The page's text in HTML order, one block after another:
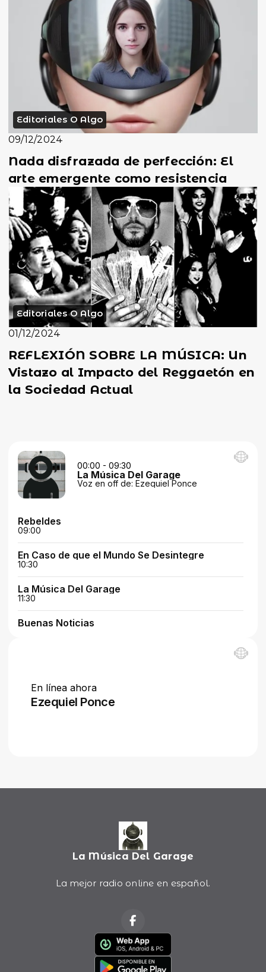
Editoriales O Algo
09/12/2024
Nada disfrazada de perfección: El
arte emergente como resistencia
Editoriales O Algo
01/12/2024
REFLEXIÓN SOBRE LA MÚSICA: Un
Vistazo al Impacto del Reggaetón en
la Sociedad Actual
La Música Del Garage
La mejor radio online en español.